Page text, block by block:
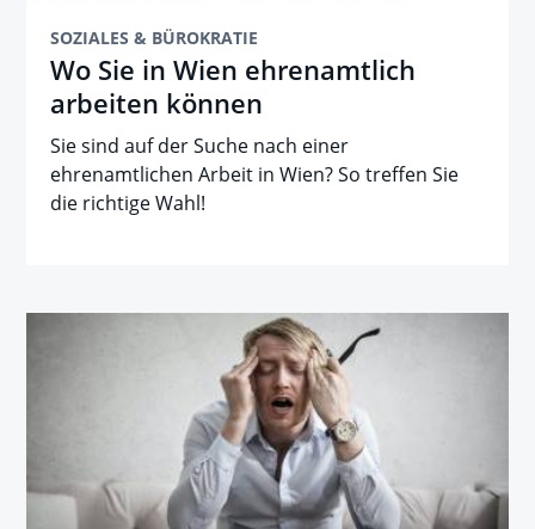
SOZIALES & BÜROKRATIE
Wo Sie in Wien ehrenamtlich
arbeiten können
Sie sind auf der Suche nach einer
ehrenamtlichen Arbeit in Wien? So treffen Sie
die richtige Wahl!